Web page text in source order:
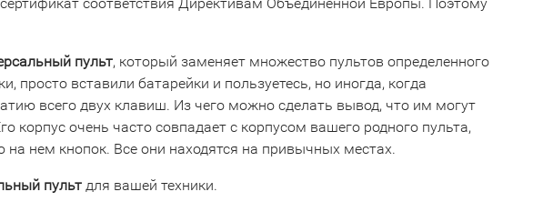
пульт, который заменяет множество пультов определенного
просто вставили батарейки и пользуетесь, но иногда, когда
всего двух клавиш. Из чего можно сделать вывод, что им могут
корпус очень часто совпадает с корпусом вашего родного пульта,
нем кнопок. Все они находятся на привычных местах.
пульт для вашей техники.